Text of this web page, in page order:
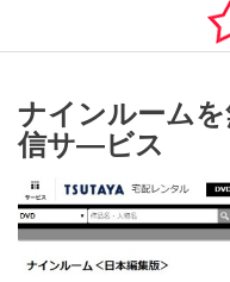
ナインルーム
信サ―ビス